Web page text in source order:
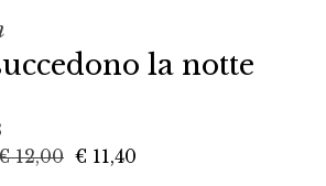
la notte
12,00 € 11,40